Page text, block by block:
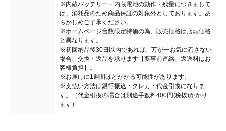
※内蔵バッテリー・内蔵電池の動作・残量につきまして
は、消耗品のため商品保証の対象外としております。あ
らかじめご了承ください。
※ホームページ台数限定特価の為、販売価格は店頭価格
と異なります。
※初回納品後30日以内であれば、万が一お気に召さない
場合、交換・返品を承ります【要事前連絡、返送料はお
客様負担】。
※お届けに1週間ほどかかる可能性があります。
※支払い方法は銀行振込・クレカ・代金引換になりま
す。（代金引換の場合は別途手数料400円(税抜)かかり
ます）